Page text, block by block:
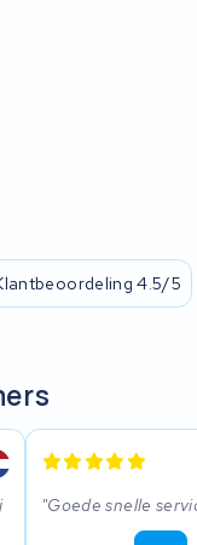
4.5/5
Goede snelle